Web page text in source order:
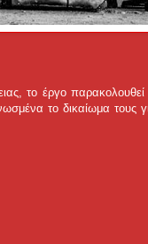
το έργο παρακολουθεί
το δικαίωμα τους